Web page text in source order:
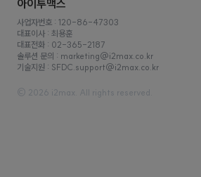
사업자번호 : 120-86-47303
대표이사 : 최용훈
© 2026 i2max. All rights reserved.
솔루션 문의 : marketing@i2max.co.kr
기술지원 : SFDC.support@i2max.co.kr
대표전화 : 02-365-2187